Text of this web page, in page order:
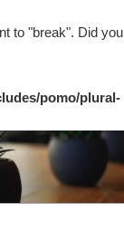
to "break". Did you
pomo/plural-